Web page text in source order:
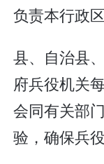
负责本行政
县、自治县
府兵役机关
会同有关部
验，确保兵